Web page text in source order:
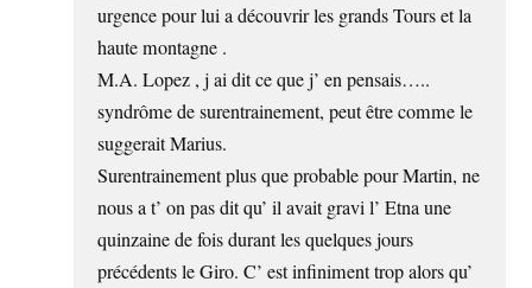
urgence pour lui a découvrir les grands Tours et la
haute montagne .
M.A. Lopez , j ai dit ce que j’ en pensais…..
syndrôme de surentrainement, peut être comme le
suggerait Marius.
Surentrainement plus que probable pour Martin, ne
nous a t’ on pas dit qu’ il avait gravi l’ Etna une
quinzaine de fois durant les quelques jours
précédents le Giro. C’ est infiniment trop alors qu’